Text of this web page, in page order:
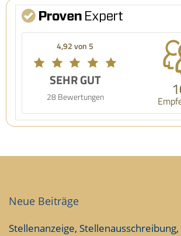
4,92 von 5
SEHR GUT
28 Bewertungen
Neue Beiträge
Stellenanzeige, Stellenausschreibung,